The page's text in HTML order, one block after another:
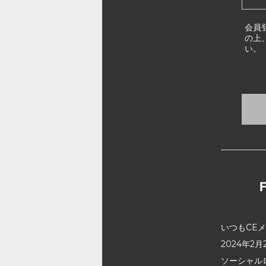
会員
の上
い。
いつもCE
2024年2月
ソーシャ